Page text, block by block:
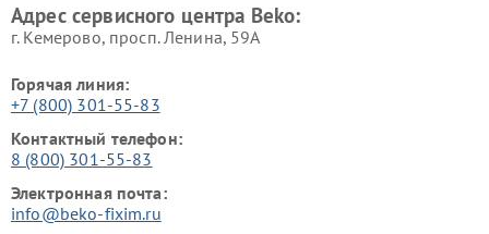
Адрес сервисного центра Beko:
г. Кемерово, просп. Ленина, 59А
Горячая линия:
+7 (800) 301-55-83
Контактный телефон:
8 (800) 301-55-83
Электронная почта:
info@beko-fixim.ru